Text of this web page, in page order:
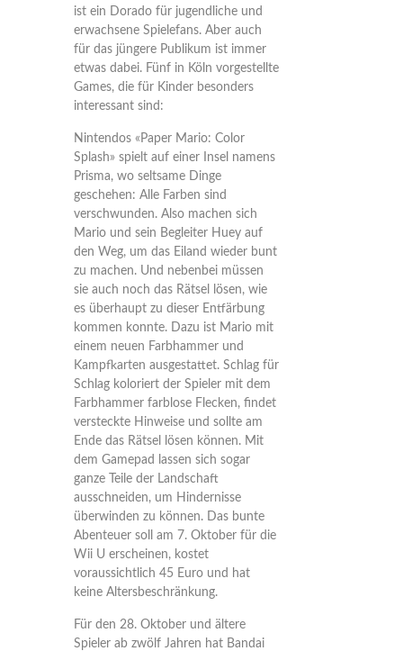
ist ein Dorado für jugendliche und
erwachsene Spielefans. Aber auch
für das jüngere Publikum ist immer
etwas dabei. Fünf in Köln vorgestellte
Games, die für Kinder besonders
interessant sind:
Nintendos «Paper Mario: Color
Splash» spielt auf einer Insel namens
Prisma, wo seltsame Dinge
geschehen: Alle Farben sind
verschwunden. Also machen sich
Mario und sein Begleiter Huey auf
den Weg, um das Eiland wieder bunt
zu machen. Und nebenbei müssen
sie auch noch das Rätsel lösen, wie
es überhaupt zu dieser Entfärbung
kommen konnte. Dazu ist Mario mit
einem neuen Farbhammer und
Kampfkarten ausgestattet. Schlag für
Schlag koloriert der Spieler mit dem
Farbhammer farblose Flecken, findet
versteckte Hinweise und sollte am
Ende das Rätsel lösen können. Mit
dem Gamepad lassen sich sogar
ganze Teile der Landschaft
ausschneiden, um Hindernisse
überwinden zu können. Das bunte
Abenteuer soll am 7. Oktober für die
Wii U erscheinen, kostet
voraussichtlich 45 Euro und hat
keine Altersbeschränkung.
Für den 28. Oktober und ältere
Spieler ab zwölf Jahren hat Bandai